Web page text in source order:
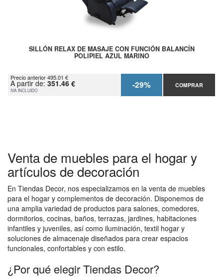
SILLÓN RELAX DE MASAJE CON FUNCIÓN BALANCÍN
POLIPIEL AZUL MARINO
Precio anterior 495.01 €
A partir de: 351.46 €
IVA INCLUIDO -29% COMPRAR
Venta de muebles para el hogar y
artículos de decoración
En Tiendas Decor, nos especializamos en la venta de muebles
para el hogar y complementos de decoración. Disponemos de
una amplia variedad de productos para salones, comedores,
dormitorios, cocinas, baños, terrazas, jardines, habitaciones
infantiles y juveniles, así como iluminación, textil hogar y
soluciones de almacenaje diseñados para crear espacios
funcionales, confortables y con estilo.
¿Por qué elegir Tiendas Decor?